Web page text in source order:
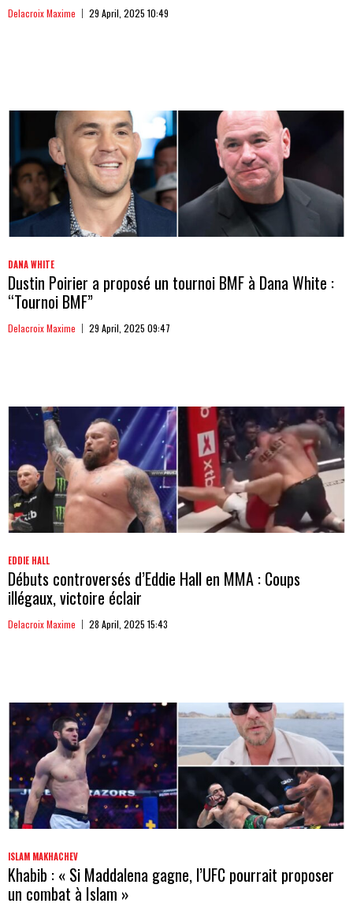
Delacroix Maxime 29 April, 2025 10:49
DANA WHITE
Dustin Poirier a proposé un tournoi BMF à Dana White :
“Tournoi BMF”
Delacroix Maxime 29 April, 2025 09:47
EDDIE HALL
Débuts controversés d’Eddie Hall en MMA : Coups
illégaux, victoire éclair
Delacroix Maxime 28 April, 2025 15:43
ISLAM MAKHACHEV
Khabib : « Si Maddalena gagne, l’UFC pourrait proposer
un combat à Islam »